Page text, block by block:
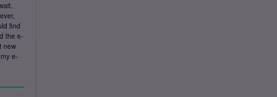
find
the e-
new
e-